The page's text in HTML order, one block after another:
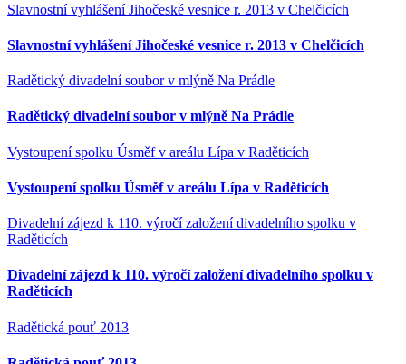
Slavnostní vyhlášení Jihočeské vesnice r. 2013 v Chelčicích
Slavnostní vyhlášení Jihočeské vesnice r. 2013 v Chelčicích
Radětický divadelní soubor v mlýně Na Prádle
Radětický divadelní soubor v mlýně Na Prádle
Vystoupení spolku Úsměf v areálu Lípa v Raděticích
Vystoupení spolku Úsměf v areálu Lípa v Raděticích
Divadelní zájezd k 110. výročí založení divadelního spolku v
Raděticích
Divadelní zájezd k 110. výročí založení divadelního spolku v
Raděticích
Radětická pouť 2013